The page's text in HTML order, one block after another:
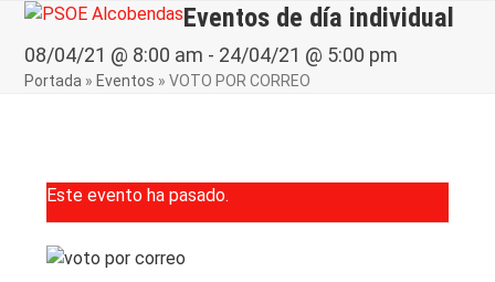
Skip
content
Open
mobile
menu
Close
mobile
menu
Eventos de día individual
08/04/21 @ 8:00 am - 24/04/21 @ 5:00 pm
Portada » Eventos »VOTO POR CORREO
Este evento ha pasado.